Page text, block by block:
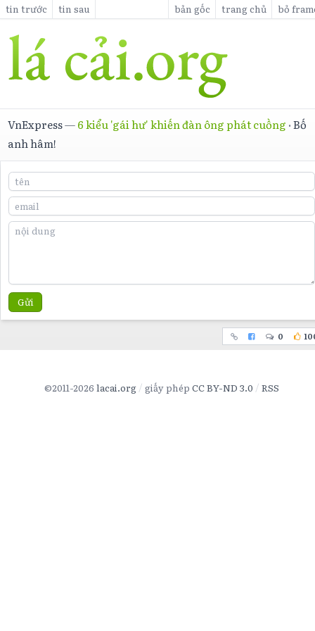
tin trước tin sau bản gốc trang chủ bỏ
VnExpress—6 kiểu 'gái hư' khiến đàn ông phát cuồng ·Bố
anh hâm!
Gửi
0
©2011-2026 lacai.org giấy phép CC BY-ND 3.0 RSS